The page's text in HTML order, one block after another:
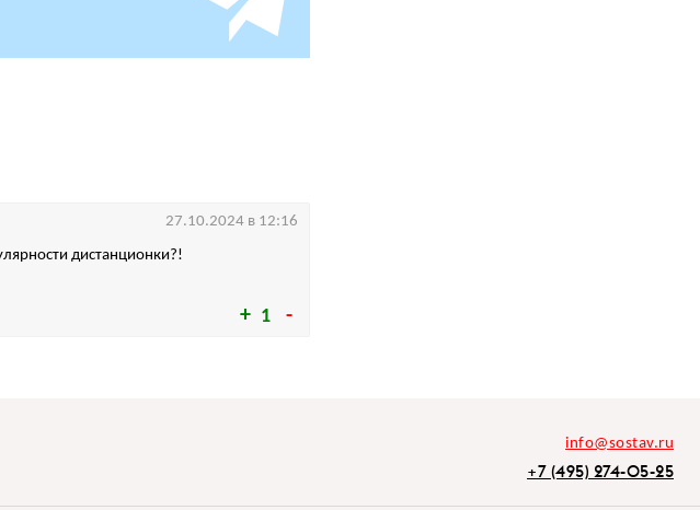
1
дистанционки?!
27.10.2024 в 12:16
info@sostav.ru
+7 (495) 274-05-25